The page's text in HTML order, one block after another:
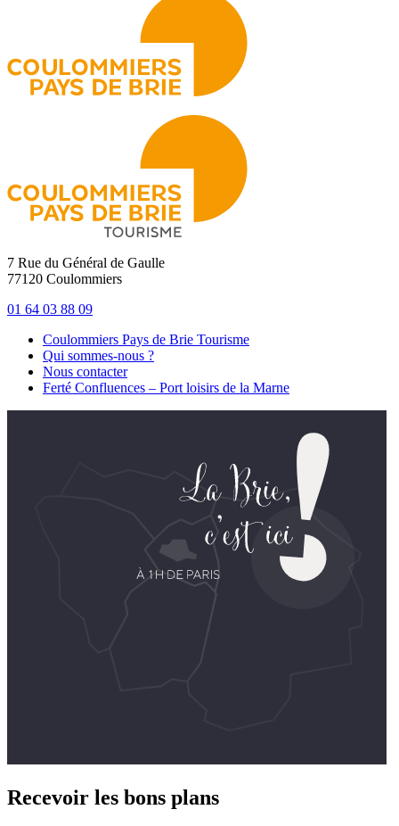
7 Rue du Général de Gaulle
77120 Coulommiers
01 64 03 88 09
Coulommiers Pays de Brie Tourisme
Qui sommes-nous ?
Nous contacter
Ferté Confluences – Port loisirs de la Marne
Recevoir les bons plans